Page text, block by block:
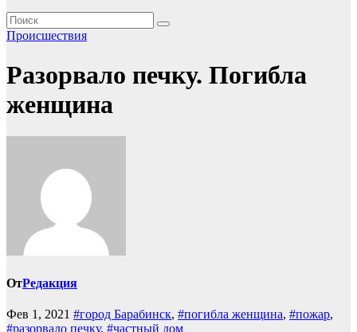
Происшествия
Разорвало печку. Погибла
женщина
ОтРедакция
Фев 1, 2021 #город Барабинск, #погибла женщина, #пожар,
#разорвало печку, #частный дом